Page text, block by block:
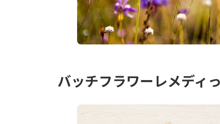
バッチフラワーレメディ